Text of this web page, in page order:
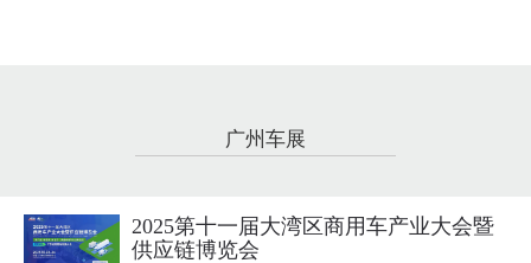
广州车展
2025第十一届大湾区商用车产业大会暨
供应链博览会